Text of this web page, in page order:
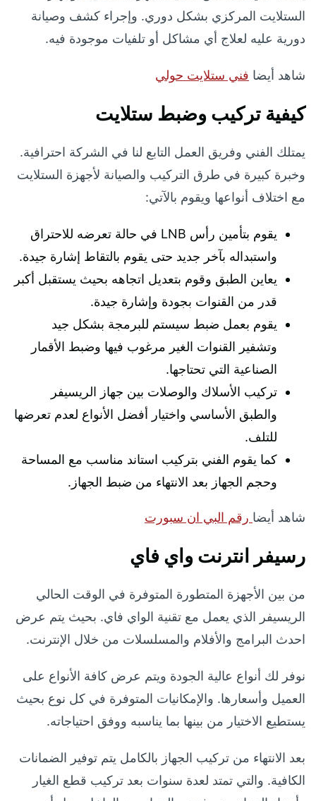
الستلايت المركزي بشكل دوري. وإجراء كشف وصيانة
دورية عليه لعلاج أي مشاكل أو تلفيات موجودة فيه.
شاهد أيضا فني ستلايت حولي
كيفية تركيب وضبط ستلايت
يمتلك الفني وفريق العمل التابع لنا في الشركة احترافية.
وخبرة كبيرة في طرق التركيب والصيانة لأجهزة الستلايت
مع اختلاف أنواعها ويقوم بالآتي:
يقوم بتأمين رأس LNB في حالة تعرضه للاحتراق
واستبداله بآخر جديد حتى يقوم بالتقاط إشارة جيدة.
يعاين الطبق وقوم بتعديل اتجاهه بحيث يستقبل أكبر
قدر من القنوات بجودة وإشارة جيدة.
يقوم بعمل ضبط سيستم للبرمجة بشكل جيد
وتشفير القنوات الغير مرغوب فيها وضبط الأقمار
الصناعية التي تحتاجها.
تركيب الأسلاك والوصلات بين جهاز الريسيفر
والطبق الأساسي واختيار أفضل الأنواع لعدم تعرضها
للتلف.
كما يقوم الفني بتركيب استاند مناسب مع المساحة
وحجم الجهاز بعد الانتهاء من ضبط الجهاز.
شاهد أيضا رقم البي ان سبورت
رسيفر انترنت واي فاي
من بين الأجهزة المتطورة المتوفرة في الوقت الحالي
الريسيفر الذي يعمل مع تقنية الواي فاي. بحيث يتم عرض
احدث البرامج والأفلام والمسلسلات من خلال الإنترنت.
نوفر لك أنواع عالية الجودة ويتم عرض كافة الأنواع على
العميل وأسعارها. والإمكانيات المتوفرة في كل نوع بحيث
يستطيع الاختيار من بينها بما يناسبه ووفق احتياجاته.
بعد الانتهاء من تركيب الجهاز بالكامل يتم توفير الضمانات
الكافية. والتي تمتد لعدة سنوات بعد تركيب قطع الغيار